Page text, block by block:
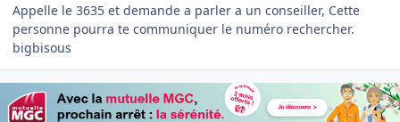
Appelle le 3635 et demande a parler a un conseiller, Cette
personne pourra te communiquer le numéro rechercher.
bigbisous